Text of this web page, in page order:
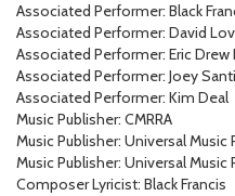
Associated Performer: Black
Associated Performer: David
Associated Performer: Eric Drew
Associated Performer: Joey
Associated Performer: Kim Deal
Music Publisher: CMRRA
Music Publisher: Universal Music
Music Publisher: Universal Music
Composer Lyricist: Black Francis